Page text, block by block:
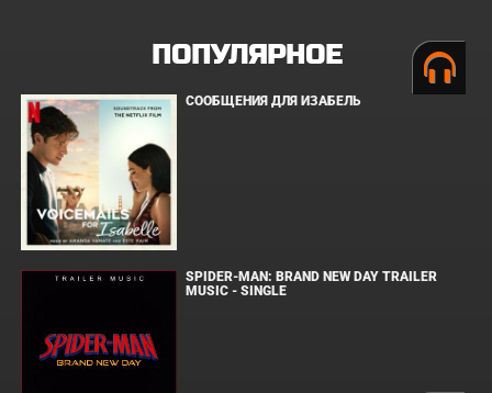
ПОПУЛЯРНОЕ
СООБЩЕНИЯ ДЛЯ ИЗАБЕЛЬ
SPIDER-MAN: BRAND NEW DAY TRAILER
MUSIC - SINGLE